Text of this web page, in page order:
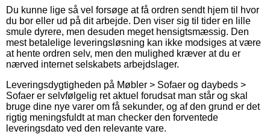
Du kunne lige så vel forsøge at få ordren sendt hjem til hvor
du bor eller ud på dit arbejde. Den viser sig til tider en lille
smule dyrere, men desuden meget hensigtsmæssig. Den
mest betalelige leveringsløsning kan ikke modsiges at være
at hente ordren selv, men den mulighed kræver at du er
nærved internet selskabets arbejdslager.
Leveringsdygtigheden på Møbler > Sofaer og daybeds >
Sofaer er selvfølgelig ret aktuel forudsat man står og skal
bruge dine nye varer om få sekunder, og af den grund er det
rigtig meningsfuldt at man checker den forventede
leveringsdato ved den relevante vare.